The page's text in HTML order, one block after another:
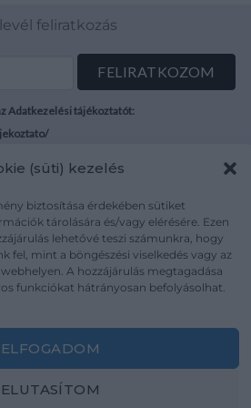
(süti) kezelés
biztosítása érdekében sütiket
tárolására és/vagy elérésére. Ezen
lehetővé teszi számunkra, hogy
fel, mint a böngészési viselkedés vagy az
A hozzájárulás megtagadása
funkciókat hátrányosan befolyásolhat.
ELFOGADOM
ELUTASÍTOM
feliratkozás
Adatkezelési tájékoztatót:
Áraink
ÁSZF
Adatvédelem
Impresszum